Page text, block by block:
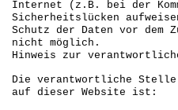
Internet (z.B. bei der
Sicherheitslücken
Schutz der Daten vor
nicht möglich.
Hinweis zur
Die verantwortliche
auf dieser Website ist: